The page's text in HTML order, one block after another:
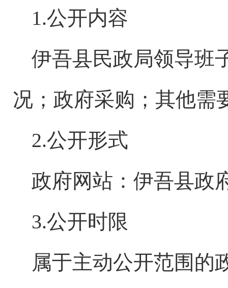
1.公开内容
伊吾县民政局领导班
况；政府采购；其他需
2.公开形式
政府网站：伊吾县政
3.公开时限
属于主动公开范围的